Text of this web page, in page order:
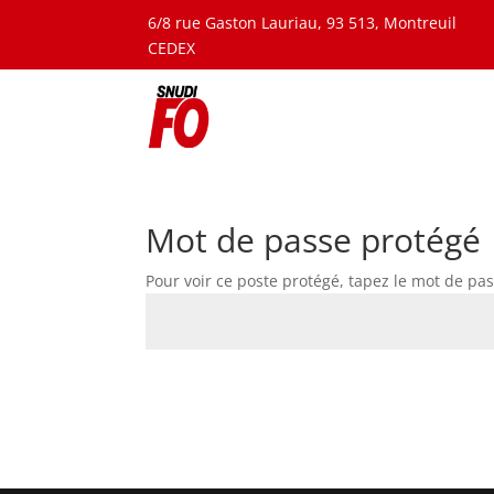
6/8 rue Gaston Lauriau, 93 513, Montreuil
CEDEX
Mot de passe protégé
Pour voir ce poste protégé, tapez le mot de